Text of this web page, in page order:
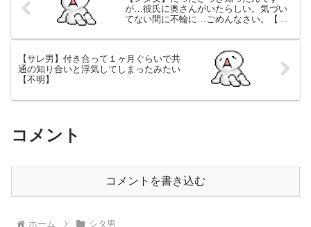
が…彼氏に奥さんがいたらしい。気づい
てない間に不輪に…ごめんなさい。【別
【サレ男】付き合って１ヶ月ぐらいで共
通の知り合いと浮気してしまったみたい
【不明】
コメント
コメントを書き込む
ホーム シタ男